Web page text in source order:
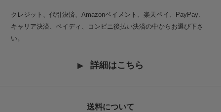
クレジット、代引決済、Amazonペイメント、楽天ペイ、PayPay、
キャリア決済、ペイディ、コンビニ後払い決済の中からお選び下さ
い。
詳細はこちら
送料について